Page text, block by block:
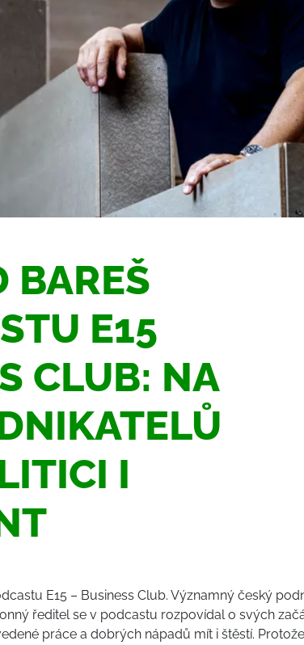
BAREŠ
E15
CLUB: NA
I
E15 – Business Club. Významný český
ředitel se v podcastu rozpovídal o svých
práce a dobrých nápadů mít i štěstí.